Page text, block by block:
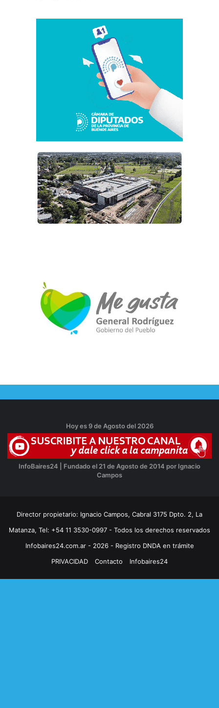
Hoy es 9 de Agosto del 2026
InfoBaires24 | Fundado el 21 de Agosto de 2014 por Ignacio
Campos
Director propietario: Ignacio Campos, Cabral 3175 Dpto. 2, La
Matanza, Tel: +54 11 3530-0997 - Todos los derechos reservados
Infobaires24.com.ar - 2026 - Registro DNDA en trámite
PRIVACIDAD
Contacto Infobaires24